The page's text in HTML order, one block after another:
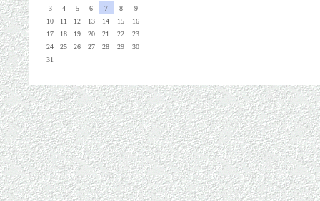
3
4 5 6 7 8
9
10
11 12 13 14 15
16
17
18 19 20 21 22
23
24
25 26 27 28 29
30
31